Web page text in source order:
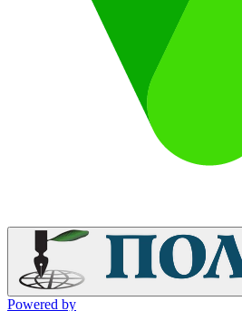
Powered by